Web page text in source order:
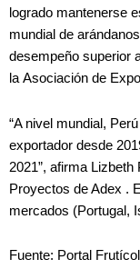
logrado mantenerse
mundial de
desempeño superior
la Asociación de
“A nivel mundial,
exportador desde
2021”, afirma
Proyectos de Adex .
mercados (Portugal,
Fuente: Portal